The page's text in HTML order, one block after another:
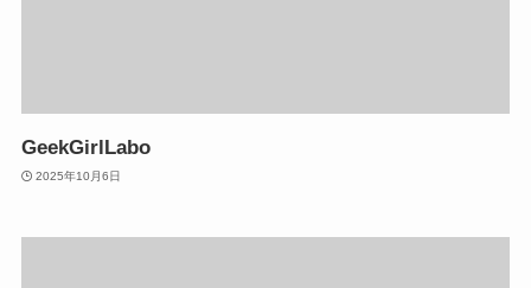
GeekGirlLabo
2025年10月6日